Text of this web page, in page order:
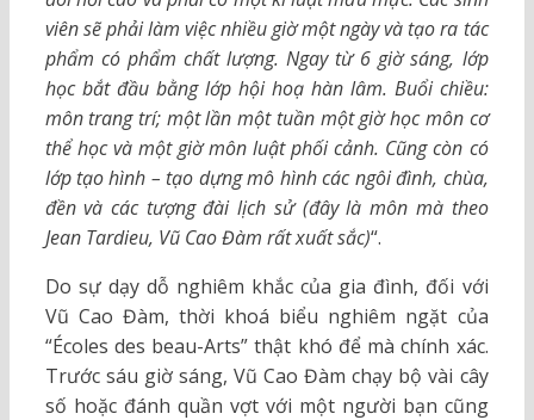
viên sẽ phải làm việc nhiều giờ một ngày và tạo ra tác
phẩm có phẩm chất lượng. Ngay từ 6 giờ sáng, lớp
học bắt đầu bằng lớp hội hoạ hàn lâm. Buổi chiều:
môn trang trí; một lần một tuần một giờ học môn cơ
thể học và một giờ môn luật phối cảnh. Cũng còn có
lớp tạo hình – tạo dựng mô hình các ngôi đình, chùa,
đền và các tượng đài lịch sử (đây là môn mà theo
Jean Tardieu, Vũ Cao Đàm rất xuất sắc)“.
Do sự dạy dỗ nghiêm khắc của gia đình, đối với
Vũ Cao Đàm, thời khoá biểu nghiêm ngặt của
“Écoles des beau-Arts” thật khó để mà chính xác.
Trước sáu giờ sáng, Vũ Cao Đàm chạy bộ vài cây
số hoặc đánh quần vợt với một người bạn cũng